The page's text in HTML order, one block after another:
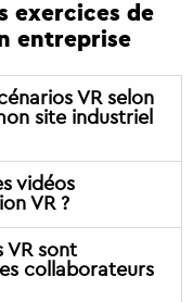
exercices de
entreprise
VR selon
site industriel
vidéos
VR ?
VR sont
collaborateurs